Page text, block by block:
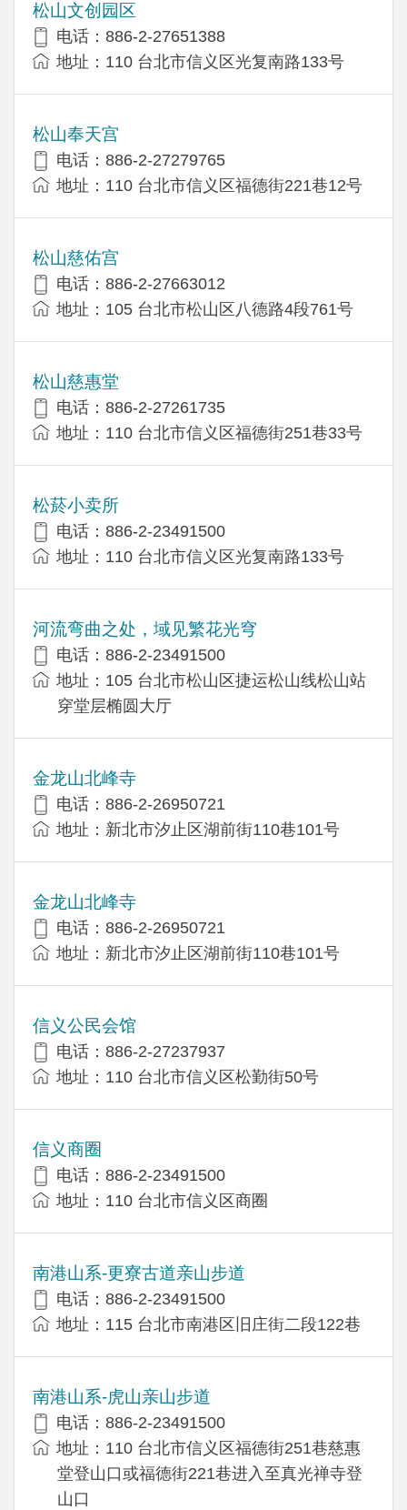
松山文创园区
电话：886-2-27651388
地址：110 台北市信义区光复南路133号
松山奉天宫
电话：886-2-27279765
地址：110 台北市信义区福德街221巷12号
松山慈佑宫
电话：886-2-27663012
地址：105 台北市松山区八德路4段761号
松山慈惠堂
电话：886-2-27261735
地址：110 台北市信义区福德街251巷33号
松菸小卖所
电话：886-2-23491500
地址：110 台北市信义区光复南路133号
河流弯曲之处，域见繁花光穹
电话：886-2-23491500
地址：105 台北市松山区捷运松山线松山站
穿堂层椭圆大厅
金龙山北峰寺
电话：886-2-26950721
地址：新北市汐止区湖前街110巷101号
金龙山北峰寺
电话：886-2-26950721
地址：新北市汐止区湖前街110巷101号
信义公民会馆
电话：886-2-27237937
地址：110 台北市信义区松勤街50号
信义商圈
电话：886-2-23491500
地址：110 台北市信义区商圈
南港山系-更寮古道亲山步道
电话：886-2-23491500
地址：115 台北市南港区旧庄街二段122巷
南港山系-虎山亲山步道
电话：886-2-23491500
地址：110 台北市信义区福德街251巷慈惠
堂登山口或福德街221巷进入至真光禅寺登
山口